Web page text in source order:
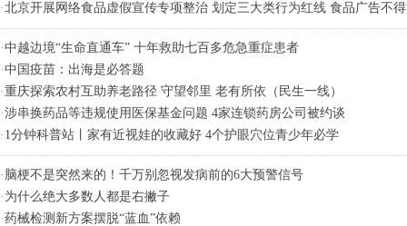
·北京开展网络食品虚假宣传专项整治 划定三大类行为红线 食品广告不
·中越边境“生命直通车” 十年救助七百多危急重症患者
·中国疫苗：出海是必答题
·重庆探索农村互助养老路径 守望邻里 老有所依（民生一线）
·涉串换药品等违规使用医保基金问题 4家连锁药房公司被约谈
· 1分钟科普站丨家有近视娃的收藏好 4个护眼穴位青少年必学
· 脑梗不是突然来的！千万别忽视发病前的6大预警信号
· 为什么绝大多数人都是右撇子
·药械检测新方案摆脱“蓝血”依赖